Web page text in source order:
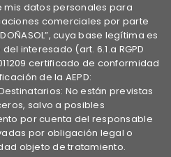
datos personales para
comerciales por parte
cuya base legítima es
interesado (art. 6.1.a RGPD
certificado de conformidad
de la AEPD:
No están previstas
salvo a posibles
por cuenta del responsable
por obligación legal o
objeto de tratamiento.